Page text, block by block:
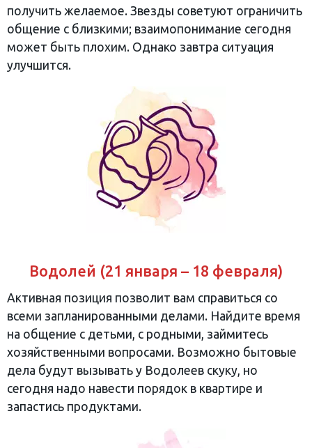
получить желаемое. Звезды советуют ограничить
общение с близкими; взаимопонимание сегодня
может быть плохим. Однако завтра ситуация
улучшится.
Водолей (21 января – 18 февраля)
Активная позиция позволит вам справиться со
всеми запланированными делами. Найдите время
на общение с детьми, с родными, займитесь
хозяйственными вопросами. Возможно бытовые
дела будут вызывать у Водолеев скуку, но
сегодня надо навести порядок в квартире и
запастись продуктами.